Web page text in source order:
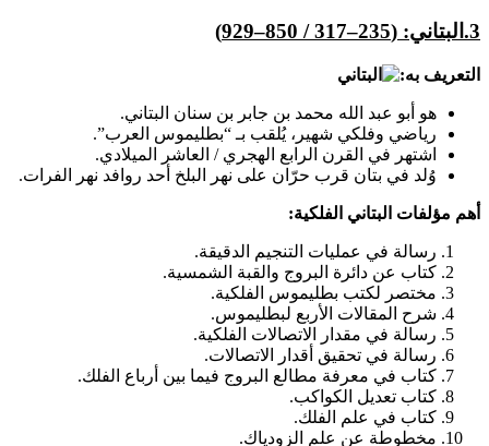
3. البتاني: (
235
–
317
/
850
–
929
)
التعريف به:
هو أبو عبد الله محمد بن جابر بن سنان البتاني.
رياضي وفلكي شهير، يُلقب بـ “بطليموس العرب”.
اشتهر في القرن الرابع الهجري / العاشر الميلادي.
وُلد في بتان قرب حرّان على نهر البلخ أحد روافد نهر الفرات.
أهم مؤلفات البتاني الفلكية:
رسالة في عمليات التنجيم الدقيقة.
كتاب عن دائرة البروج والقبة الشمسية.
مختصر لكتب بطليموس الفلكية.
شرح المقالات الأربع لبطليموس.
رسالة في مقدار الاتصالات الفلكية.
رسالة في تحقيق أقدار الاتصالات.
كتاب في معرفة مطالع البروج فيما بين أرباع الفلك.
كتاب تعديل الكواكب.
كتاب في علم الفلك.
مخطوطة عن علم الزودياك.